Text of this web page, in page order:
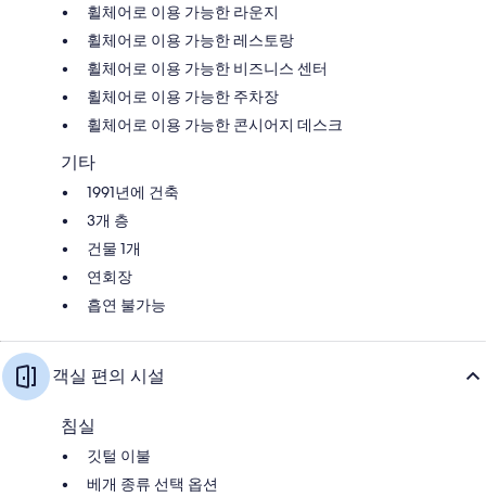
휠체어로 이용 가능한 라운지
휠체어로 이용 가능한 레스토랑
휠체어로 이용 가능한 비즈니스 센터
휠체어로 이용 가능한 주차장
휠체어로 이용 가능한 콘시어지 데스크
기타
1991년에 건축
3개 층
건물 1개
연회장
흡연 불가능
객실 편의 시설
침실
깃털 이불
베개 종류 선택 옵션